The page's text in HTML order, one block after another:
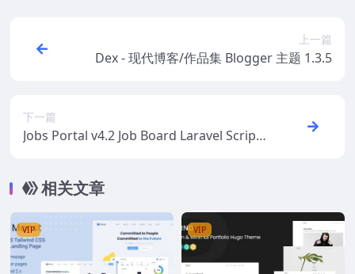
上一篇
Dex - 现代博客/作品集 Blogger 主题 1.3.5
下一篇
Jobs Portal v4.2 Job Board Laravel Script
相关文章
VIP VIP